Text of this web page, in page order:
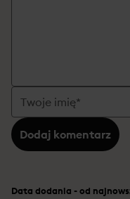
Dodaj komentarz
Data dodania - od